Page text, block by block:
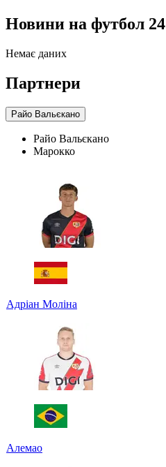
Новини на футбол 24
Немає даних
Партнери
Райо Вальєкано
Райо Вальєкано
Марокко
Адріан Моліна
Алемао